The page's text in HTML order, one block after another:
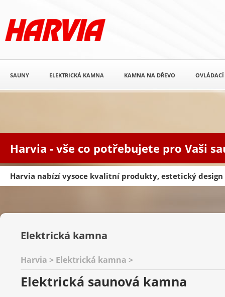
Harvia - vše co potřebujete pro Vaši
Harvia nabízí vysoce kvalitní produkty, estetický design
SAUNY ELEKTRICKÁ KAMNA KAMNA NA DŘEVO OVLÁDACÍ
Elektrická kamna
Harvia > Elektrická kamna >
Elektrická saunová kamna